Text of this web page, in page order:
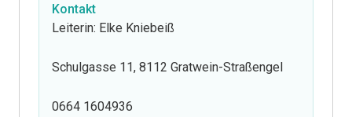
Kontakt
Leiterin: Elke Kniebeiß
Schulgasse 11, 8112 Gratwein-Straßengel
0664 1604936